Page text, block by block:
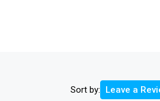
Sort by: Leave a